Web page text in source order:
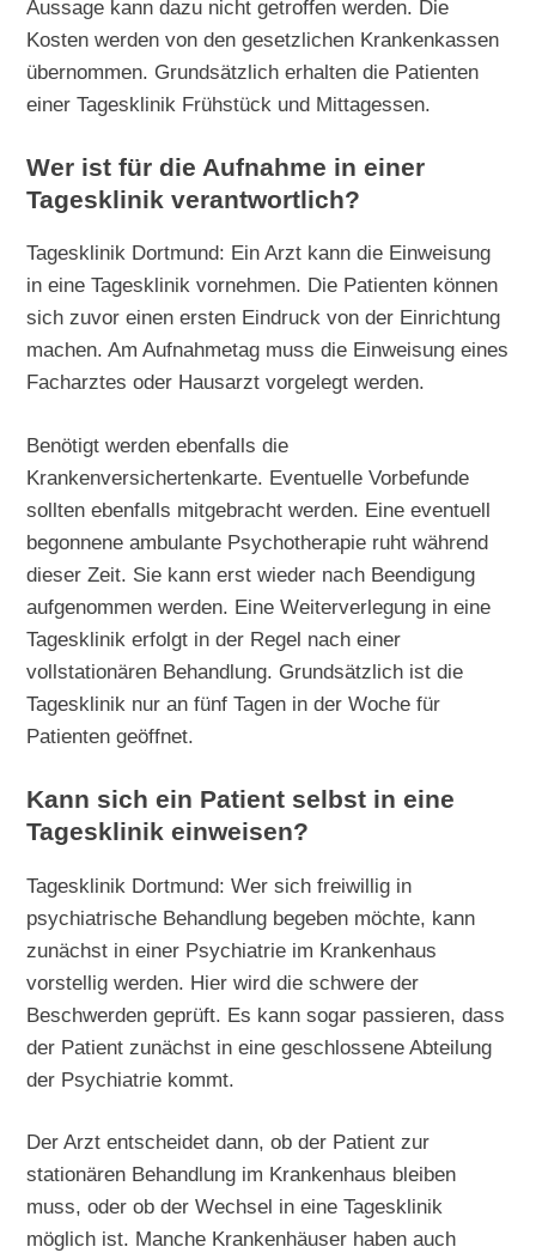
Aussage kann dazu nicht getroffen werden. Die
Kosten werden von den gesetzlichen Krankenkassen
übernommen. Grundsätzlich erhalten die Patienten
einer Tagesklinik Frühstück und Mittagessen.
Wer ist für die Aufnahme in einer
Tagesklinik verantwortlich?
Tagesklinik Dortmund: Ein Arzt kann die Einweisung
in eine Tagesklinik vornehmen. Die Patienten können
sich zuvor einen ersten Eindruck von der Einrichtung
machen. Am Aufnahmetag muss die Einweisung eines
Facharztes oder Hausarzt vorgelegt werden.
Benötigt werden ebenfalls die
Krankenversichertenkarte. Eventuelle Vorbefunde
sollten ebenfalls mitgebracht werden. Eine eventuell
begonnene ambulante Psychotherapie ruht während
dieser Zeit. Sie kann erst wieder nach Beendigung
aufgenommen werden. Eine Weiterverlegung in eine
Tagesklinik erfolgt in der Regel nach einer
vollstationären Behandlung. Grundsätzlich ist die
Tagesklinik nur an fünf Tagen in der Woche für
Patienten geöffnet.
Kann sich ein Patient selbst in eine
Tagesklinik einweisen?
Tagesklinik Dortmund: Wer sich freiwillig in
psychiatrische Behandlung begeben möchte, kann
zunächst in einer Psychiatrie im Krankenhaus
vorstellig werden. Hier wird die schwere der
Beschwerden geprüft. Es kann sogar passieren, dass
der Patient zunächst in eine geschlossene Abteilung
der Psychiatrie kommt.
Der Arzt entscheidet dann, ob der Patient zur
stationären Behandlung im Krankenhaus bleiben
muss, oder ob der Wechsel in eine Tagesklinik
möglich ist. Manche Krankenhäuser haben auch